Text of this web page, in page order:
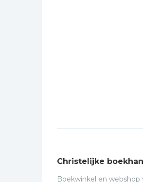
Christelijke
Boekwinkel en webshop